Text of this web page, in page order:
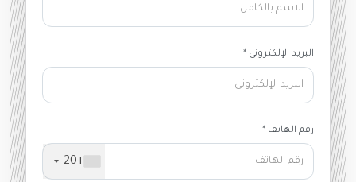
البريد الإلكترونى *
رقم الهاتف *
+20